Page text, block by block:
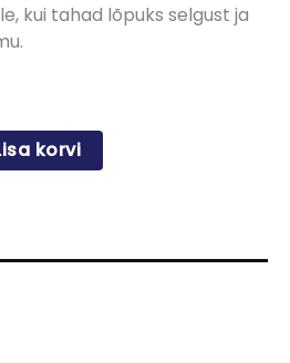
kui tahad lõpuks selgust ja
korvi